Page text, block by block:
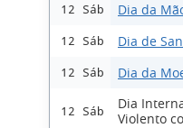
12 Sáb Dia da
12 Sáb Dia de
12 Sáb Dia da
12 Sáb
Dia
Violento